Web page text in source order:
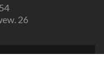
26